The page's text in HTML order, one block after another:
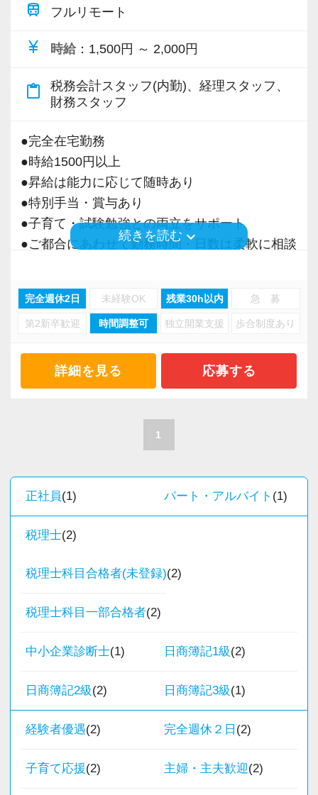
・書籍購入費／研修費は全額会社負担
・資格取得を目指す社員が多数
＜募集の背景＞
・事業拡大に伴う増員募集
・組織力強化に向けた採用
・将来の中核人材を募集
＜先輩スタッフの声＞
Q. 当事務所を選んだ理由は？
A. 幅広い業務を経験できる点に魅力を感じ、入
Q. 実際に働いてみてどうですか？
A. さまざまな業務を任せてもらえるので、以前
より成長スピードが上がったと感じています。
Q. 職場の雰囲気は？
場だと感じています。
・税務経験を活かして成長したい方
・キャリアアップ志向のある方
・顧客対応や提案業務に挑戦したい方
・将来的にマネジメントに関わりたい方
・事前に気軽な面談を実施
・ざっくばらんに質問OK
・納得後に選考へ進めます
・入社時期は柔軟に対応
train フルリモート
currency_yen 時給 ：1,500円 ～ 2,000円
content_paste
税務会計スタッフ(内勤)、経理スタッフ、
財務スタッフ
●完全在宅勤務
●時給1500円以上
●昇給は能力に応じて随時あり
●特別手当・賞与あり
●子育て・試験勉強との両立をサポート
●ご都合にあわせて勤務時間・日数は柔軟に相談
当事務所は、創業期や成長期の企業を中心に支
現代では電子化が進んでいることから人も会社
も生産性が求められており、当事務所でもDXを
職員一人ひとりの力がそのまま事業運営に直結
するところで、個人事務所ならではの面白さと
新しいチャレンジが沢山ありますので、飽きる
個人事務所ならではの自由な雰囲気で、気負い
職員同士の距離も近く、先輩へ相談しながら業
パソコン作業になりますので、目や脳が疲れた
を進めています。
★入社後の仕事内容★
して頂きながら、
続きを読む keyboard_arrow_down
完全週休2日 未経験OK 残業30h以内 急 募
第2新卒歓迎 時間調整可 独立開業支援 歩合制度あり
詳細を見る 応募する
1
正社員(1) パート・アルバイト (1)
税理士(2)
税理士科目合格者(未登録)(2)
税理士科目一部合格者(2)
中小企業診断士(1) 日商簿記1級(2)
日商簿記2級(2) 日商簿記3級(1)
経験者優遇(2) 完全週休２日 (2)
子育て応援(2) 主婦・主夫歓迎(2)